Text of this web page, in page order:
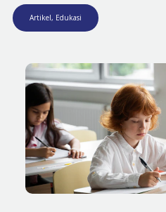
Artikel, Edukasi